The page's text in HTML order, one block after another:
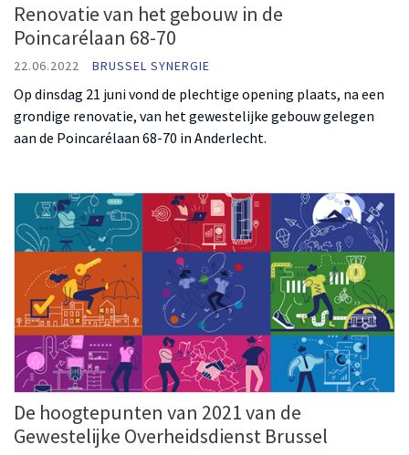
Renovatie van het gebouw in de
Poincarélaan 68-70
22.06.2022 BRUSSEL SYNERGIE
Op dinsdag 21 juni vond de plechtige opening plaats, na een
grondige renovatie, van het gewestelijke gebouw gelegen
aan de Poincarélaan 68-70 in Anderlecht.
De hoogtepunten van 2021 van de
Gewestelijke Overheidsdienst Brussel